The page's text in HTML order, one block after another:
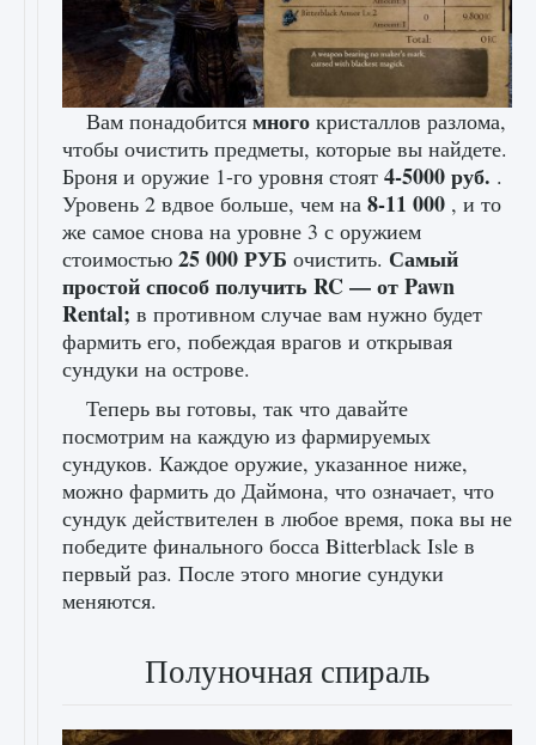
Вам понадобится много кристаллов разлома,
чтобы очистить предметы, которые вы найдете.
Броня и оружие 1-го уровня стоят 4-5000 руб. .
Уровень 2 вдвое больше, чем на 8-11 000 , и то
же самое снова на уровне 3 с оружием
стоимостью 25 000 РУБ очистить. Самый
простой способ получить RC — от Pawn
Rental; в противном случае вам нужно будет
фармить его, побеждая врагов и открывая
сундуки на острове.
Теперь вы готовы, так что давайте
посмотрим на каждую из фармируемых
сундуков. Каждое оружие, указанное ниже,
можно фармить до Даймона, что означает, что
сундук действителен в любое время, пока вы не
победите финального босса Bitterblack Isle в
первый раз. После этого многие сундуки
меняются.
Полуночная спираль